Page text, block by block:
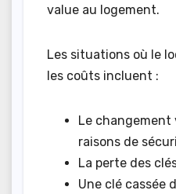
value au logement.
Les situations où le
les coûts incluent :
Le changement
raisons de
La perte des
Une clé cassée